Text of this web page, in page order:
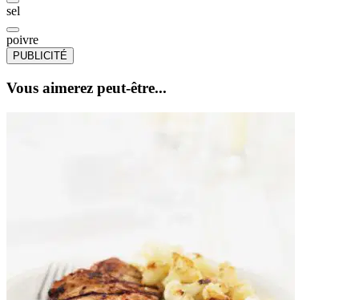
sel
poivre
PUBLICITÉ
Vous aimerez peut-être...